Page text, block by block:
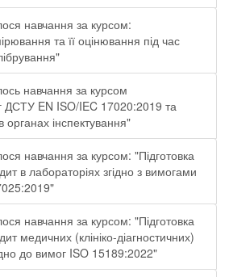
навчання за курсом:
та її оцінювання під час
навчання за курсом
ДСТУ EN ISO/IEC 17020:2019 та
інспектування"
навчання за курсом: "Підготовка
в лабораторіях згідно з вимогами
навчання за курсом: "Підготовка
медичних (клініко-діагностичних)
до вимог ISO 15189:2022"